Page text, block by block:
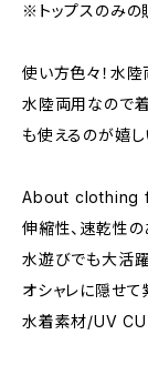
※トップスのみの
使い方色々！水陸
水陸両用なので着
も使えるのが嬉し
About clothing
伸縮性、速乾性の
水遊びでも大活
オシャレに隠せて
水着素材/UV